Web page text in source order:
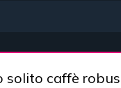
caffè